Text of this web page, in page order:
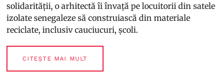
solidarității, o arhitectă îi învață pe locuitorii din satele
izolate senegaleze să construiască din materiale
reciclate, inclusiv cauciucuri, școli.
CITEȘTE MAI MULT